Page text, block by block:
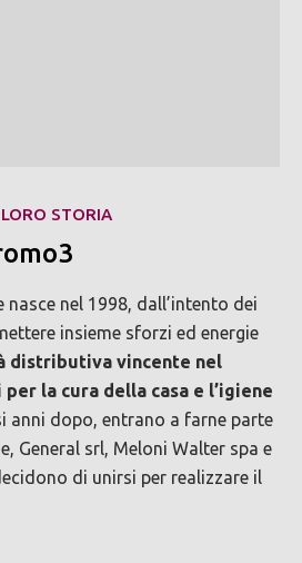
STORIA
nel 1998, dall’intento dei
insieme sforzi ed energie
distributiva vincente nel
la cura della casa e l’igiene
anni dopo, entrano a farne parte
General srl, Meloni Walter spa e
di unirsi per realizzare il